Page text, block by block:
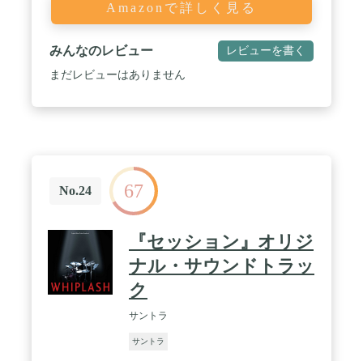
Amazonで詳しく見る
みんなのレビュー レビューを書く
まだレビューはありません
No.24 67
『セッション』オリジ
ナル・サウンドトラッ
ク
サントラ
サントラ